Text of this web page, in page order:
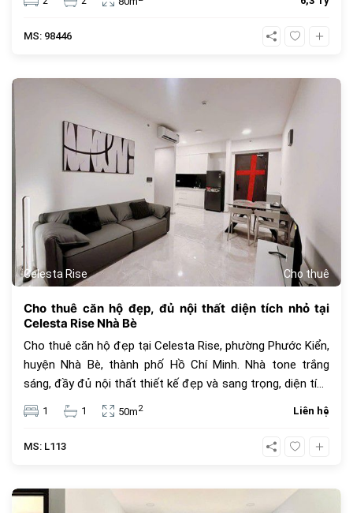
đầu tư. Vị trí Celesta Rise mặt tiền Nguyễn Hữu Thọ, tiện
ích đẳng cấp 5 sao. Cơ hội đầu tư an toàn và hiệu quả
MS: 98446
Celesta Rise Cho thuê
Cho thuê căn hộ đẹp, đủ nội thất diện tích nhỏ tại
Celesta Rise Nhà Bè
Cho thuê căn hộ đẹp tại Celesta Rise, phường Phước Kiển,
huyện Nhà Bè, thành phố Hồ Chí Minh. Nhà tone trắng
sáng, đầy đủ nội thất thiết kế đẹp và sang trọng, diện tích
50m2 1 phòng ngủ 1 nhà tắm, giá thuê 12,5 triệu chưa
gồm phí quản lí, thuế VAT và các tiện ích khác.
1 1 50m2 Liên hệ
MS: L113